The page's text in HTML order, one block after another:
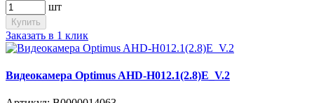
шт
Купить
Заказать в 1 клик
Видеокамера Optimus AHD-H012.1(2.8)E_V.2